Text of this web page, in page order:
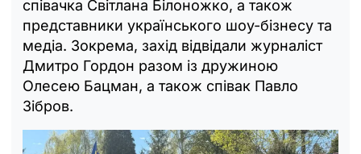
співачка Світлана Білоножко, а також
представники українського шоу-бізнесу та
медіа. Зокрема, захід відвідали журналіст
Дмитро Гордон разом із дружиною
Олесею Бацман, а також співак Павло
Зібров.